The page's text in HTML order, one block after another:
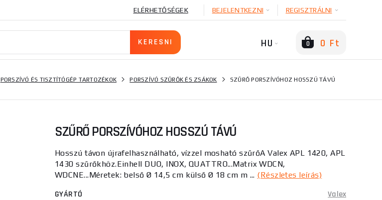
ELÉRHETŐSÉGEK BEJELENTKEZNI REGISZTRÁLNI
HU 0 0 Ft
PORSZÍVÓ ÉS TISZTÍTÓGÉP TARTOZÉKOK PORSZÍVÓ SZŰRŐK ÉS ZSÁKOK SZŰRŐ PORSZÍVÓHOZ HOSSZÚ TÁVÚ
SZŰRŐ PORSZÍVÓHOZ HOSSZÚ TÁVÚ
Hosszú távon újrafelhasználható, vízzel mosható szűrőA Valex APL 1420, APL
1430 szűrőkhöz.Einhell DUO, INOX, QUATTRO...Matrix WDCN,
WDCNE...Méretek: belső Ø 14,5 cm külső Ø 18 cm m ... (Részletes leírás)
GYÁRTÓ
Valex